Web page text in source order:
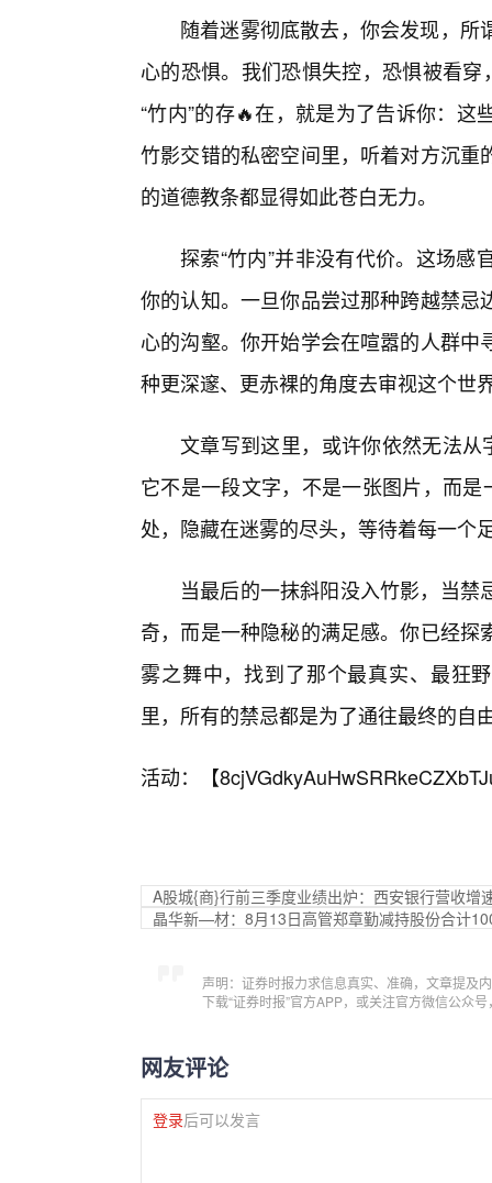
随着迷雾彻底散去，你会发现，
心的恐惧。我们恐惧失控，恐惧被看
“竹内”的存🔥在，就是为了告诉你：
竹影交错的私密空间里，听着对方沉
的道德教条都显得如此苍白无力。
探索“竹内”并非没有代价。这场
你的认知。一旦你品尝过那种跨越禁
心的沟壑。你开始学会在喧嚣的人群
种更深邃、更赤裸的角度去审视这个世
文章写到这里，或许你依然无法从
它不是一段文字，不是一张图片，而
处，隐藏在迷雾的尽头，等待着每一个
当最后的一抹斜阳没入竹影，当
奇，而是一种隐秘的满足感。你已经
雾之舞中，找到了那个最真实、最狂
里，所有的禁忌都是为了通往最终的自
活动：【
A股城{商}行前三季度业绩出炉：西安银行营收增
晶华新—材：8月13日高管郑章勤减持股份合计
声明：证券时报力求信息真实、准确，文章提及
下载“证券时报”官方APP，或关注官方微信公众
网友评论
登录后可以发言